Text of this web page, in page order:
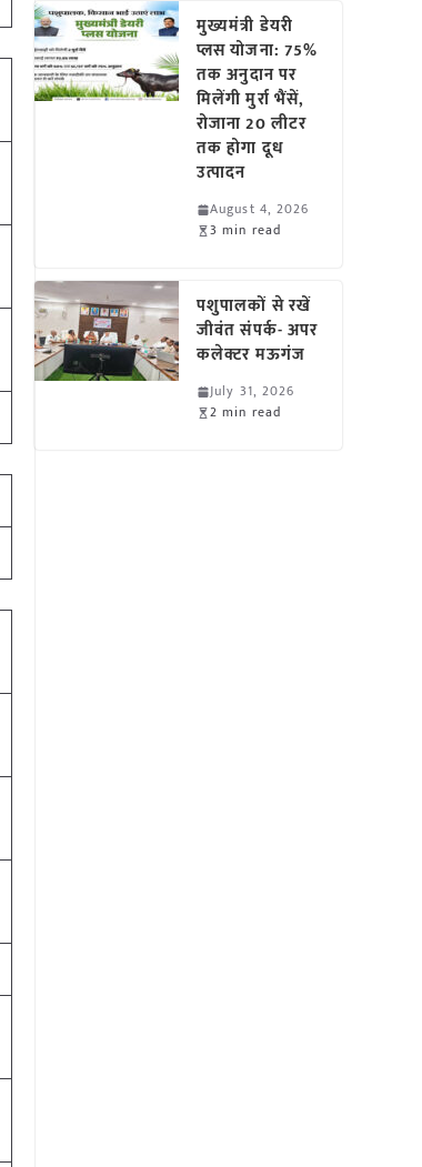
मुख्यमंत्री डेयरी
प्लस योजना: 75%
तक अनुदान पर
मिलेंगी मुर्रा भैंसें,
रोजाना 20 लीटर
तक होगा दूध
उत्पादन
August 4, 2026
3 min read
पशुपालकों से रखें
जीवंत संपर्क- अपर
कलेक्टर मऊगंज
July 31, 2026
2 min read